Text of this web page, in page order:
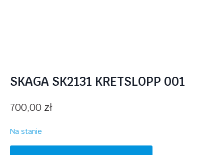
SKAGA SK2131 KRETSLOPP 001
700,00 zł
Na stanie